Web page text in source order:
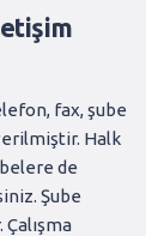
fax, şube
Halk
de
Şube